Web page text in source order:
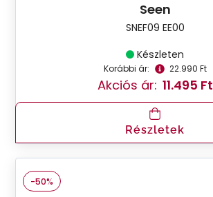
Seen
SNEF09 EE00
Készleten
Korábbi ár: 22.990 Ft
Akciós ár: 11.495 Ft
Részletek
-50%